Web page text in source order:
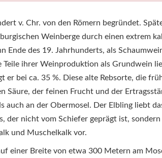
v. Chr. von den Römern begründet.
Weinberge durch einen extrem
Ende des 19. Jahrhunderts, als
ihrer Weinproduktion als Grundwein
bei ca. 35 %. Diese alte Rebsorte, die
Säure, der feinen Frucht und der
an der Obermosel. Der Elbling liebt
der nicht vom Schiefer geprägt ist,
und Muschelkalk vor.
einer Breite von etwa 300 Metern am